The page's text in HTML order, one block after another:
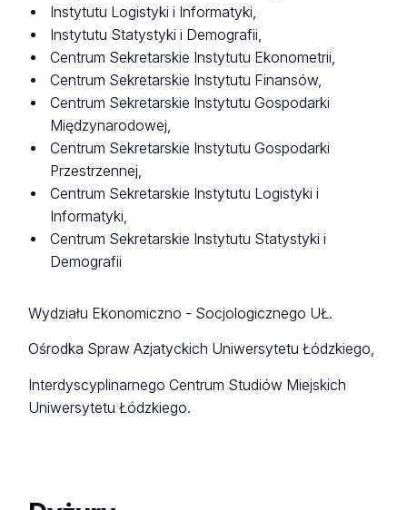
Instytutu Logistyki i Informatyki,
Instytutu Statystyki i Demografii,
Centrum Sekretarskie Instytutu Ekonometrii,
Centrum Sekretarskie Instytutu Finansów,
Centrum Sekretarskie Instytutu Gospodarki
Międzynarodowej,
Centrum Sekretarskie Instytutu Gospodarki
Przestrzennej,
Centrum Sekretarskie Instytutu Logistyki i
Informatyki,
Centrum Sekretarskie Instytutu Statystyki i
Demografii
Wydziału Ekonomiczno - Socjologicznego UŁ.
Ośrodka Spraw Azjatyckich Uniwersytetu Łódzkiego,
Interdyscyplinarnego Centrum Studiów Miejskich
Uniwersytetu Łódzkiego.